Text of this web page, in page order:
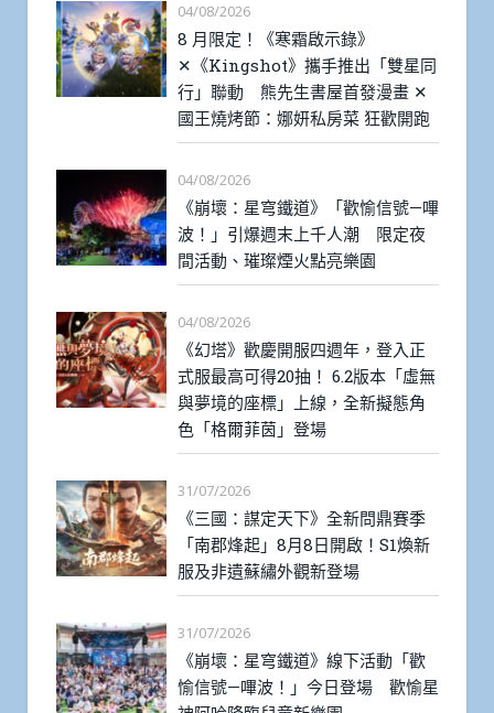
04/08/2026
8 月限定！《寒霜啟示錄》
✕《Kingshot》攜手推出「雙星同
行」聯動 熊先生書屋首發漫畫 ✕
國王燒烤節：娜妍私房菜 狂歡開跑
04/08/2026
《崩壞：星穹鐵道》「歡愉信號—嗶
波！」引爆週末上千人潮 限定夜
間活動、璀璨煙火點亮樂園
04/08/2026
《幻塔》歡慶開服四週年，登入正
式服最高可得20抽！ 6.2版本「虛無
與夢境的座標」上線，全新擬態角
色「格爾菲茵」登場
31/07/2026
《三國：謀定天下》全新問鼎賽季
「南郡烽起」8月8日開啟！S1煥新
服及非遺蘇繡外觀新登場
31/07/2026
《崩壞：星穹鐵道》線下活動「歡
愉信號—嗶波！」今日登場 歡愉星